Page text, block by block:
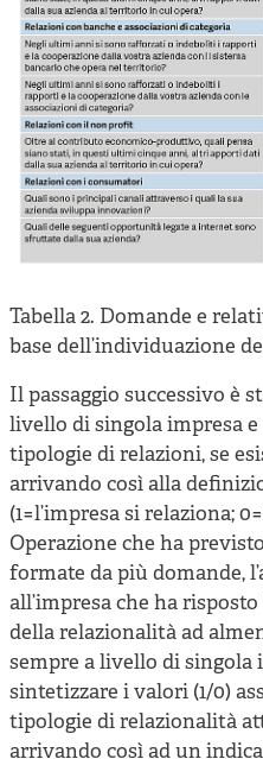
Tabella 2. Domande e
base dell’individuazione
Il passaggio successivo è
livello di singola impresa e
tipologie di relazioni, se
arrivando così alla
(1=l’impresa si relaziona;
Operazione che ha
formate da più domande,
all’impresa che ha
della relazionalità ad
sempre a livello di singola
sintetizzare i valori (1/0)
tipologie di relazionalità
arrivando così ad un